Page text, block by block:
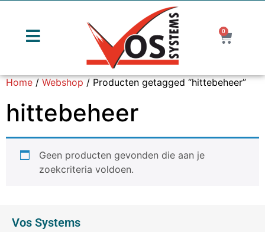
0
Home/Webshop/ Producten getagged “hittebeheer”
hittebeheer
Geen producten gevonden die aan je
zoekcriteria voldoen.
Vos Systems